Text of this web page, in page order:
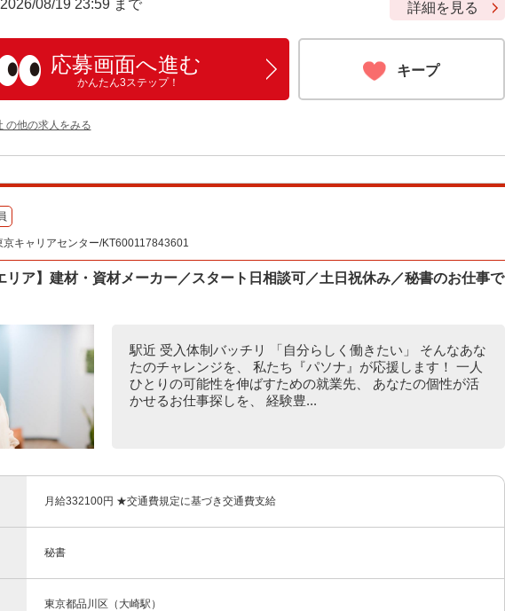
08/19 23:59 まで 詳細を見る
応募画面へ進む
かんたん3ステップ！
キープ
の他の求人をみる
キャリアセンター/KT600117843601
リア】建材・資材メーカー／スタート日相談可／土日祝休み／秘書のお仕事で
駅近 受入体制バッチリ 「自分らしく働きたい」 そんなあな
たのチャレンジを、 私たち『パソナ』が応援します！ 一人
ひとりの可能性を伸ばすための就業先、 あなたの個性が活
かせるお仕事探しを、 経験豊...
月給332100円 ★交通費規定に基づき交通費支給
秘書
東京都品川区（大崎駅）